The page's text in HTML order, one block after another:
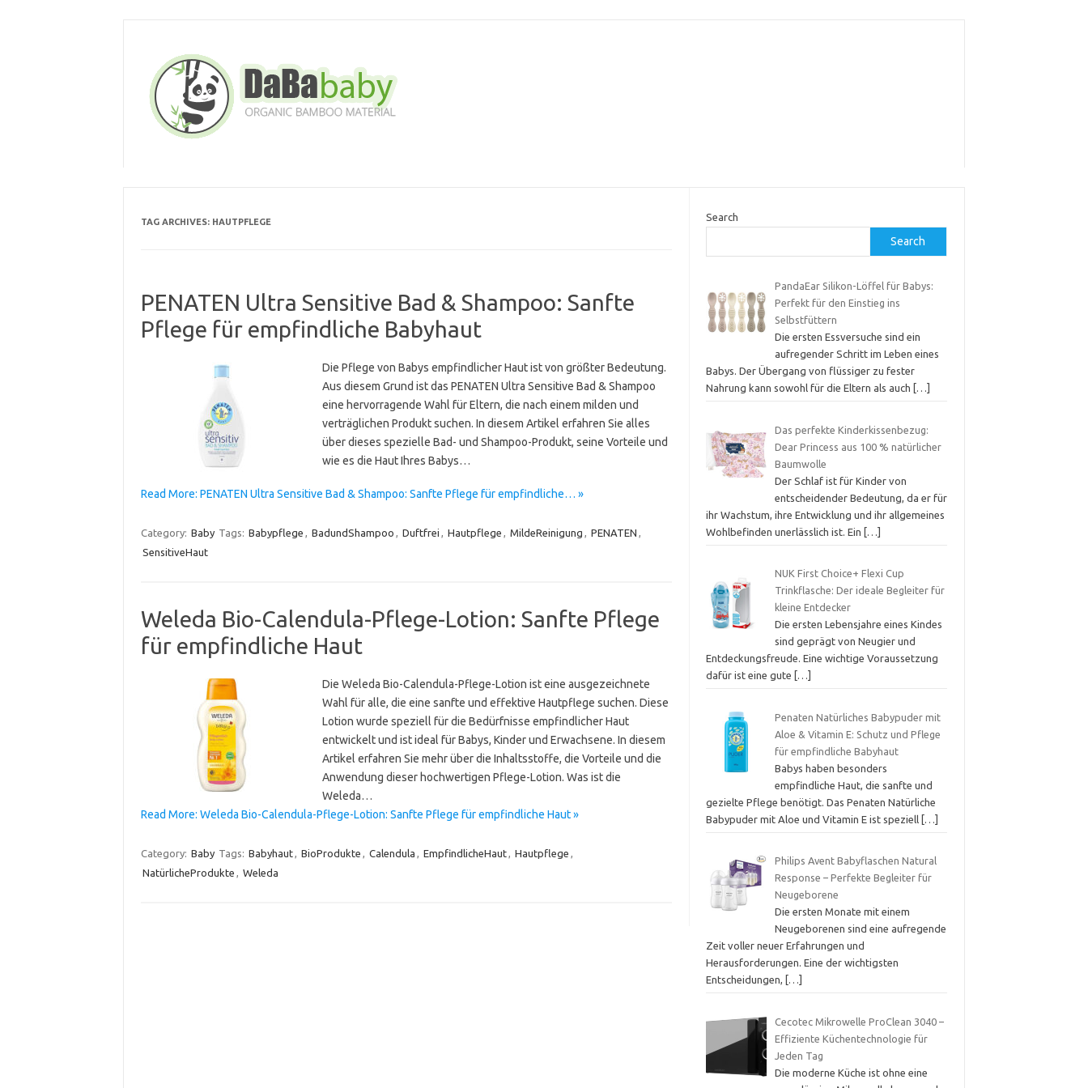
TAG ARCHIVES: HAUTPFLEGE
PENATEN Ultra Sensitive Bad & Shampoo: Sanfte
Pflege für empfindliche Babyhaut
Die Pflege von Babys empfindlicher Haut ist von größter Bedeutung.
Aus diesem Grund ist das PENATEN Ultra Sensitive Bad & Shampoo
eine hervorragende Wahl für Eltern, die nach einem milden und
verträglichen Produkt suchen. In diesem Artikel erfahren Sie alles
über dieses spezielle Bad- und Shampoo-Produkt, seine Vorteile und
wie es die Haut Ihres Babys…
Read More: PENATEN Ultra Sensitive Bad & Shampoo: Sanfte Pflege für empfindliche… »
Category: Baby Tags: Babypflege , BadundShampoo , Duftfrei , Hautpflege , MildeReinigung , PENATEN ,
SensitiveHaut
Weleda Bio-Calendula-Pflege-Lotion: Sanfte Pflege
für empfindliche Haut
Die Weleda Bio-Calendula-Pflege-Lotion ist eine ausgezeichnete
Wahl für alle, die eine sanfte und effektive Hautpflege suchen. Diese
Lotion wurde speziell für die Bedürfnisse empfindlicher Haut
entwickelt und ist ideal für Babys, Kinder und Erwachsene. In diesem
Artikel erfahren Sie mehr über die Inhaltsstoffe, die Vorteile und die
Anwendung dieser hochwertigen Pflege-Lotion. Was ist die
Weleda…
Read More: Weleda Bio-Calendula-Pflege-Lotion: Sanfte Pflege für empfindliche Haut »
Category: Baby Tags: Babyhaut, BioProdukte , Calendula , EmpfindlicheHaut, Hautpflege ,
NatürlicheProdukte , Weleda
Search
Search
PandaEar Silikon-Löffel für Babys:
Perfekt für den Einstieg ins
Selbstfüttern
Die ersten Essversuche sind ein
aufregender Schritt im Leben eines
Babys. Der Übergang von flüssiger zu fester
Nahrung kann sowohl für die Eltern als auch
[…]
Das perfekte Kinderkissenbezug:
Dear Princess aus 100 % natürlicher
Baumwolle
Der Schlaf ist für Kinder von
entscheidender Bedeutung, da er für
ihr Wachstum, ihre Entwicklung und ihr allgemeines
Wohlbefinden unerlässlich ist. Ein […]
NUK First Choice+ Flexi Cup
Trinkflasche: Der ideale Begleiter für
kleine Entdecker
Die ersten Lebensjahre eines Kindes
sind geprägt von Neugier und
Entdeckungsfreude. Eine wichtige Voraussetzung
dafür ist eine gute
[…]
Penaten Natürliches Babypuder mit
Aloe & Vitamin E: Schutz und Pflege
für empfindliche Babyhaut
Babys haben besonders
empfindliche Haut, die sanfte und
gezielte Pflege benötigt. Das Penaten Natürliche
Babypuder mit Aloe und Vitamin E ist speziell […]
Philips Avent Babyflaschen Natural
Response – Perfekte Begleiter für
Neugeborene
Die ersten Monate mit einem
Neugeborenen sind eine aufregende
Zeit voller neuer Erfahrungen und
Herausforderungen. Eine der wichtigsten
Entscheidungen,
[…]
Cecotec Mikrowelle ProClean 3040 –
Effiziente Küchentechnologie für
Jeden Tag
Die moderne Küche ist ohne eine